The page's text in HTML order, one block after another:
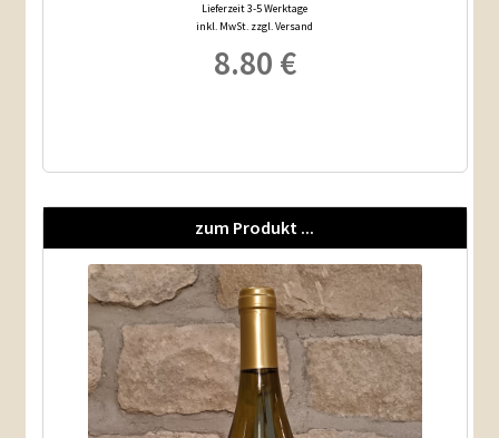
Lieferzeit 3-5 Werktage
inkl. MwSt. zzgl. Versand
8.80 €
zum Produkt ...